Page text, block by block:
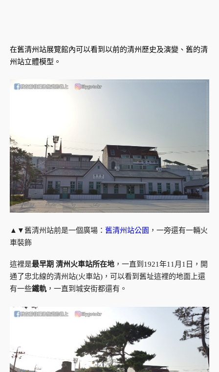
在舊清州站展覽館內可以看到以前的清州歷史及演變、舊的清
州站立體模型。
▲▼舊清州站前是一個廣場： 舊清州站公園 ，一旁還有一輛火
車裝飾
這裡是最早期 清州火車站所在地 ，一直到1921年11月1日，開
通了忠北線的清州站(火車站)，可以看到舊址這裡的地面上還
有一些鐵軌，一直到城安街都還有。